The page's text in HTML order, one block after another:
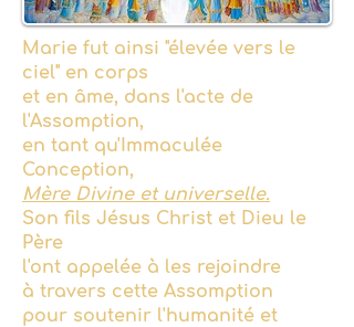
Marie fut ainsi "élevée vers le
ciel" en corps
et en âme, dans l'acte de
l'Assomption,
en tant qu'Immaculée
Conception,
Mère Divine et universelle.
Son fils Jésus Christ et Dieu le
Père
l'ont appelée à les rejoindre
à travers cette Assomption
pour soutenir l'humanité et